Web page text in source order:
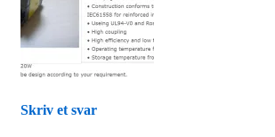
Skriv et svar